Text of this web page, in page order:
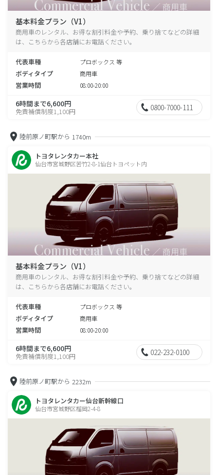
基本料金プラン（V1）
商用車のレンタル、お得な割引料金や予約、乗り捨てなどの詳細
は、こちらから各店舗にお電話ください。
代表車種 プロボックス 等
ボディタイプ 商用車
営業時間 08:00-20:00
6時間まで6,600円
免責補償制度1,100円 0800-7000-111
陸前原ノ町駅から 1740m
トヨタレンタカー本社
仙台市宮城野区苦竹2-8-1仙台トヨペット内
基本料金プラン（V1）
商用車のレンタル、お得な割引料金や予約、乗り捨てなどの詳細
は、こちらから各店舗にお電話ください。
代表車種 プロボックス 等
ボディタイプ 商用車
営業時間 08:00-20:00
6時間まで6,600円
免責補償制度1,100円 022-232-0100
陸前原ノ町駅から 2232m
トヨタレンタカー仙台新幹線口
仙台市宮城野区榴岡2-4-8